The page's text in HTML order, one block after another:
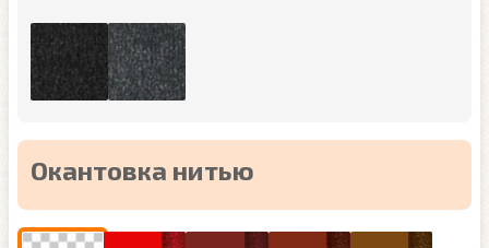
Окантовка нитью